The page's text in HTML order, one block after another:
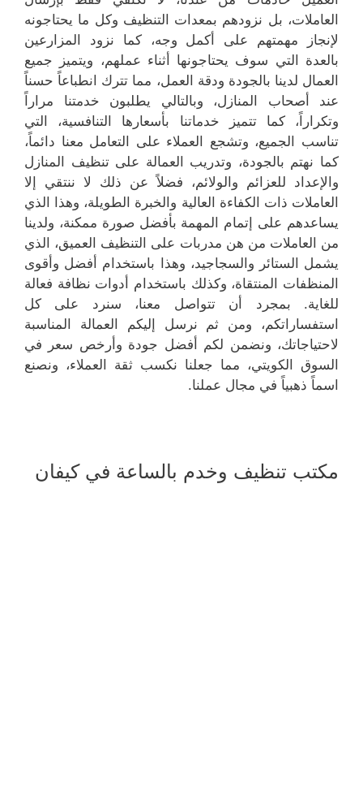
العاملات، بل نزودهم بمعدات التنظيف وكل ما يحتاجونه
لإنجاز مهمتهم على أكمل وجه، كما نزود المزارعين
بالعدة التي سوف يحتاجونها أثناء عملهم، ويتميز جميع
العمال لدينا بالجودة ودقة العمل، مما تترك انطباعاً حسناً
عند أصحاب المنازل، وبالتالي يطلبون خدمتنا مراراً
وتكراراً، كما تتميز خدماتنا بأسعارها التنافسية، التي
تناسب الجميع، وتشجع العملاء على التعامل معنا دائماً،
كما نهتم بالجودة، وتدريب العمالة على تنظيف المنازل
والإعداد للعزائم والولائم، فضلاً عن ذلك لا ننتقي إلا
العاملات ذات الكفاءة العالية والخبرة الطويلة، وهذا الذي
يساعدهم على إتمام المهمة بأفضل صورة ممكنة، ولدينا
من العاملات من هن مدربات على التنظيف العميق، الذي
يشمل الستائر والسجاجيد، وهذا باستخدام أفضل وأقوى
المنظفات المنتقاة، وكذلك باستخدام أدوات نظافة فعالة
للغاية. بمجرد أن تتواصل معنا، سنرد على كل
استفساراتكم، ومن ثم نرسل إليكم العمالة المناسبة
لاحتياجاتك، ونضمن لكم أفضل جودة وأرخص سعر في
السوق الكويتي، مما جعلنا نكسب ثقة العملاء، ونصنع
اسماً ذهبياً في مجال عملنا.
مكتب تنظيف وخدم بالساعة في كيفان